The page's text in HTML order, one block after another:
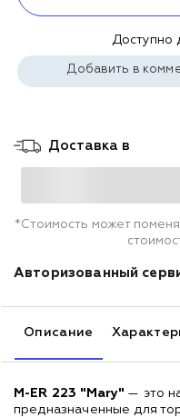
Доступно
Добавить в
Доставка в
*Стоимость может
Авторизованный
Описание
M-ER 223 "Mary" — это
предназначенные для